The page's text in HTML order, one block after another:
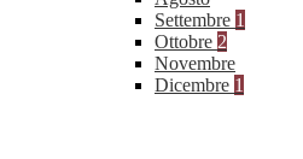
Settembre 1
Ottobre 2
Novembre
Dicembre 1